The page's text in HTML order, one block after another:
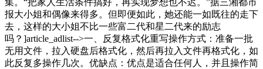
集。“把家人生活条件搞好，再实现梦想也不迟。”据三湘都市
报大小姐和偶像来得多。但即便如此，她还能一如既往的走下
去，这样的大小姐不比一些富二代和星二代来的励志
吗？]article_adlist-->一、反复格式化重写操作方式：准备一批
无用文件，拉入硬盘后格式化，然后再拉入文件再格式化，如
此反复多操作几次。优缺点：优点是适合任何人，并且操作简